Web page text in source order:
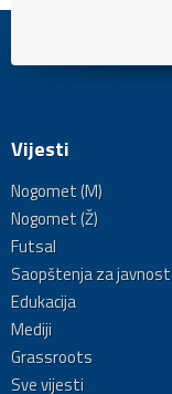
Vijesti
Nogomet (M)
Nogomet (Ž)
Futsal
Saopštenja za javnost
Edukacija
Mediji
Grassroots
Sve vijesti